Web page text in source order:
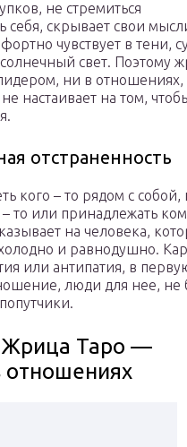
не стремиться
себя, скрывает свои
чувствует в тени,
свет. Поэтому
лидером, ни в
настаивает на том,
отстраненность
кого – то рядом с собой,
то или принадлежать
на человека,
и равнодушно.
или антипатия, в
люди для нее, не
Жрица Таро —
отношениях